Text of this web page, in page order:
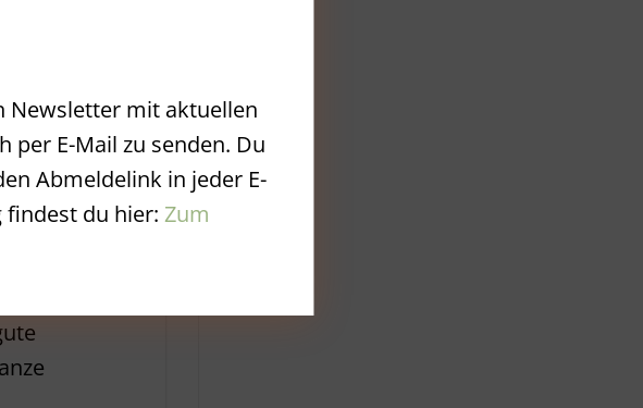
und
Newsletter mit aktuellen
E-Mail zu senden. Du
Abmeldelink in jeder E-
findest du hier:Zum